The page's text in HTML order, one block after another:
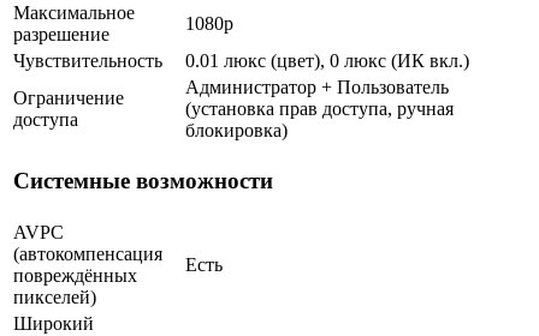
Максимальное
разрешение
1080p
Чувствительность
0.01 люкс (цвет), 0 люкс (ИК вкл.)
Ограничение
доступа
Администратор + Пользователь
(установка прав доступа, ручная
блокировка)
Системные возможности
AVPC
(автокомпенсация
повреждённых
пикселей)
Есть
Широкий